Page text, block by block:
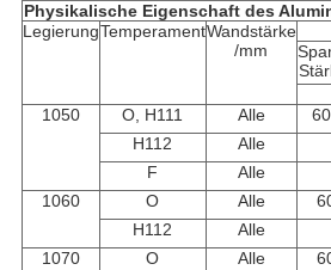
Physikalische Eigenschaft des
LegierungTemperamentWandstärke
/mm
1050
O, H111 Alle
H112
Alle
F
Alle
1060
O Alle
H112
Alle
1070
O Alle